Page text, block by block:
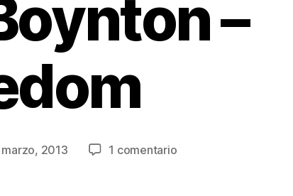
–
marzo, 2013 1 comentarioen